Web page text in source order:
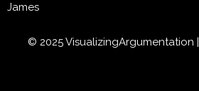
James
© 2025 VisualizingArgumentation |